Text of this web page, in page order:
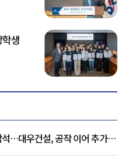
생
…대우건설, 공작 이어 추가